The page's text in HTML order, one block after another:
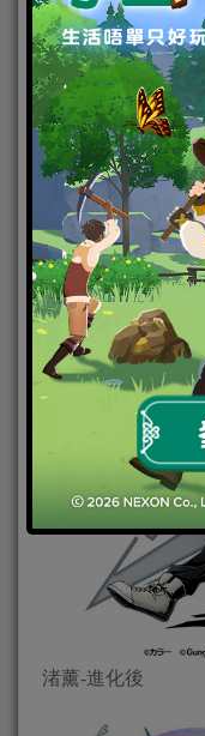
渚薰-進化前
渚薰-進化後